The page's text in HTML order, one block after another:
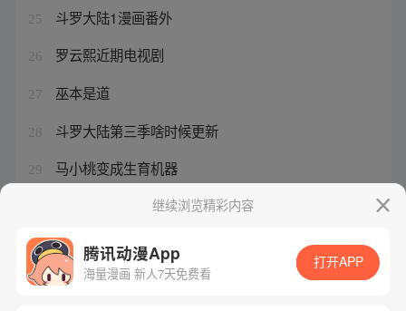
25 斗罗大陆1漫画番外
26 罗云熙近期电视剧
27 巫本是道
28 斗罗大陆第三季啥时候更新
29 马小桃变成生育机器
斗罗大陆2最新免费观看继续浏览精彩内容
腾讯动漫App
海量漫画 新人7天免费看
打开APP